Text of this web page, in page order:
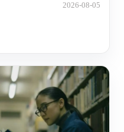
2026-08-05